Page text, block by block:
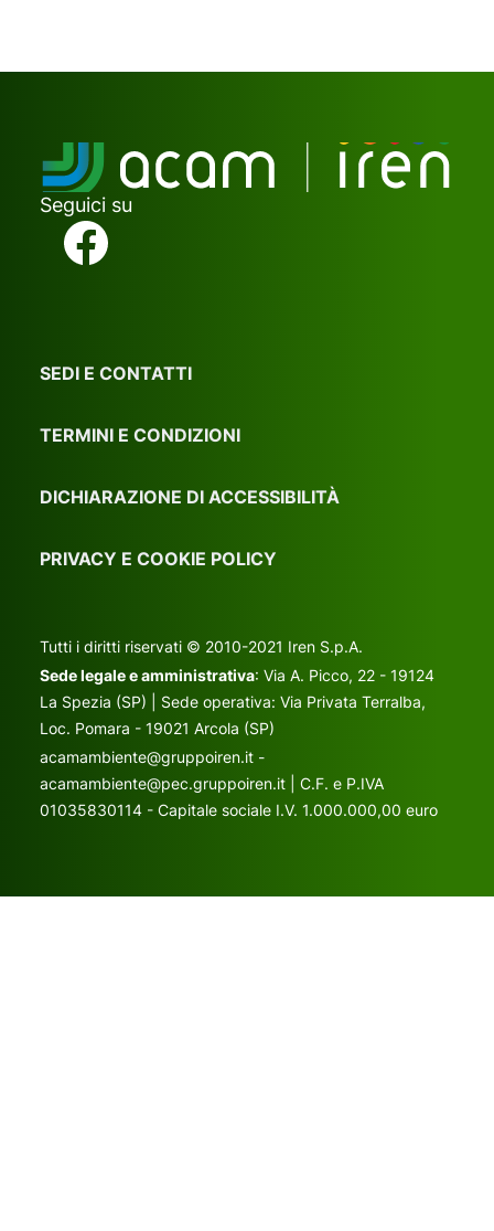
Seguici su
SEDI E CONTATTI
TERMINI E CONDIZIONI
DICHIARAZIONE DI ACCESSIBILITÀ
PRIVACY E COOKIE POLICY
Tutti i diritti riservati © 2010-2021 Iren S.p.A.
Sede legale e amministrativa: Via A. Picco, 22 - 19124
La Spezia (SP) | Sede operativa: Via Privata Terralba,
Loc. Pomara - 19021 Arcola (SP)
acamambiente@gruppoiren.it -
acamambiente@pec.gruppoiren.it | C.F. e P.IVA
01035830114 - Capitale sociale I.V. 1.000.000,00 euro